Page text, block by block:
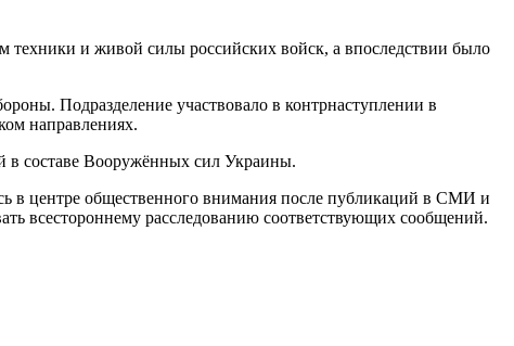
техники и живой силы российских войск, а впоследствии было
Подразделение участвовало в контрнаступлении в
направлениях.
в составе Вооружённых сил Украины.
в центре общественного внимания после публикаций в СМИ и
всестороннему расследованию соответствующих сообщений.